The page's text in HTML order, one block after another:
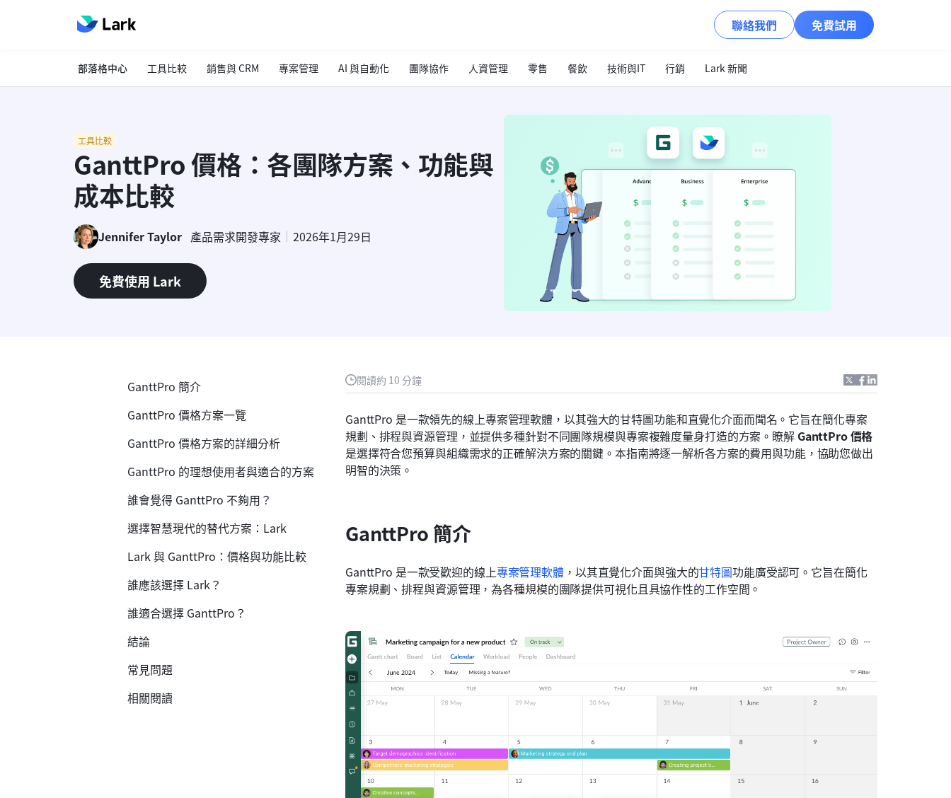
聯絡我們 免費試用
部落格中心 工具比較 銷售與 CRM 專案管理 AI 與自動化 團隊協作 人資管理 零售 餐飲 技術與IT 行銷 Lark 新聞
工具比較
GanttPro 價格：各團隊方案、功能與
成本比較
Jennifer Taylor 產品需求開發專家 2026年1月29日
免費使用 Lark
閱讀約 10 分鐘
GanttPro 是一款領先的線上專案管理軟體，以其強大的甘特圖功能和直覺化介面而聞名。它旨在簡化專案
規劃、排程與資源管理，並提供多種針對不同團隊規模與專案複雜度量身打造的方案。瞭解 GanttPro 價格
是選擇符合您預算與組織需求的正確解決方案的關鍵。本指南將逐一解析各方案的費用與功能，協助您做出
明智的決策。
GanttPro 簡介
GanttPro 是一款受歡迎的線上專案管理軟體 ，以其直覺化介面與強大的甘特圖功能廣受認可。它旨在簡化
專案規劃、排程與資源管理，為各種規模的團隊提供可視化且具協作性的工作空間。
GanttPro 簡介
GanttPro 價格方案一覽
GanttPro 價格方案的詳細分析
GanttPro 的理想使用者與適合的方案
誰會覺得 GanttPro 不夠用？
選擇智慧現代的替代方案：Lark
Lark 與 GanttPro：價格與功能比較
誰應該選擇 Lark？
誰適合選擇 GanttPro？
結論
常見問題
相關閱讀